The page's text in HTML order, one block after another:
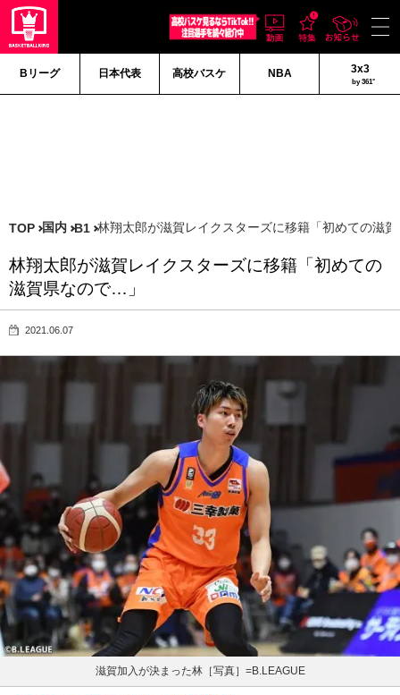
Bリーグ 日本代表 高校バスケ NBA 3x3
by 361°
TOP 国内 B1 林翔太郎が滋賀レイクスターズに移籍「初めての滋
林翔太郎が滋賀レイクスターズに移籍「初めての
滋賀県なので…」
2021.06.07
滋賀加入が決まった林［写真］=B.LEAGUE